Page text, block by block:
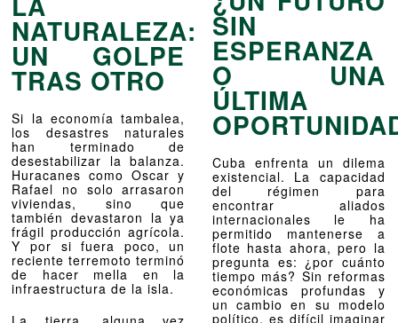
NATURALEZA:
UN GOLPE
TRAS OTRO
Si la economía tambalea,
los desastres naturales
han terminado de
desestabilizar la balanza.
Huracanes como Oscar y
Rafael no solo arrasaron
viviendas, sino que
también devastaron la ya
frágil producción agrícola.
Y por si fuera poco, un
reciente terremoto terminó
de hacer mella en la
infraestructura de la isla.
SIN
ESPERANZA
O UNA
ÚLTIMA
Cuba enfrenta un dilema
existencial. La capacidad
del régimen para
encontrar aliados
internacionales le ha
permitido mantenerse a
flote hasta ahora, pero la
pregunta es: ¿por cuánto
tiempo más? Sin reformas
económicas profundas y
un cambio en su modelo
político, es difícil imaginar